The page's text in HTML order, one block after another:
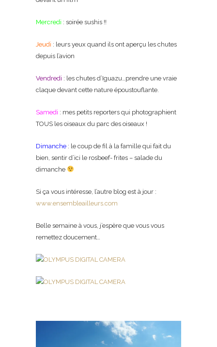
Mercredi : soirée sushis !!
Jeudi : leurs yeux quand ils ont aperçu les chutes
depuis l’avion
Vendredi : les chutes d’Iguazu…prendre une vraie
claque devant cette nature époustouflante.
Samedi : mes petits reporters qui photographient
TOUS les oiseaux du parc des oiseaux !
Dimanche : le coup de fil à la famille qui fait du
bien, sentir d’ici le rosbeef- frites – salade du
dimanche
Si ça vous intéresse, l’autre blog est à jour :
www.ensembleailleurs.com
Belle semaine à vous, j’espère que vous vous
remettez doucement…